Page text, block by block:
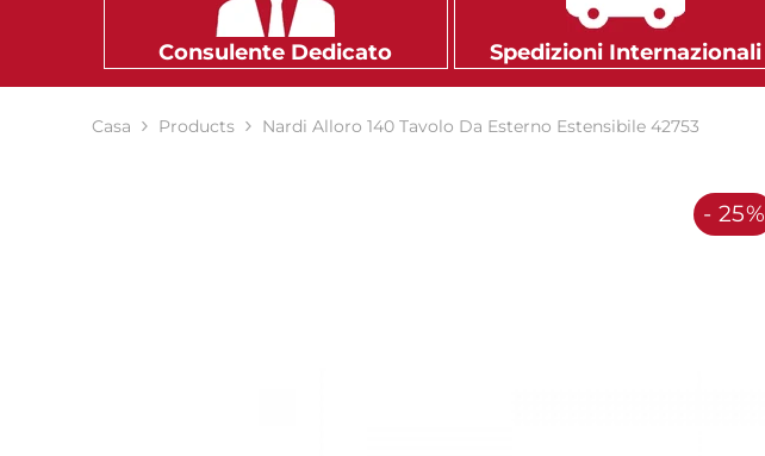
Consulente Dedicato Spedizioni Internazionali
Casa Products Nardi Alloro 140 Tavolo Da Esterno Estensibile 42753
- 25%